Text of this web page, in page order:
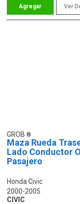
Ver
GROB
Maza Rueda
Lado Conductor O
Pasajero
Honda Civic
2000-2005
CIVIC